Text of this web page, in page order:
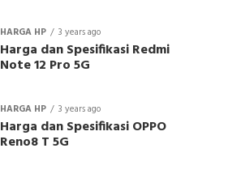
HARGA HP 3 years ago
Harga dan Spesifikasi Redmi
Note 12 Pro 5G
HARGA HP 3 years ago
Harga dan Spesifikasi OPPO
Reno8 T 5G